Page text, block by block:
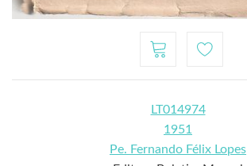
LT014974
1951
Pe. Fernando Félix Lopes